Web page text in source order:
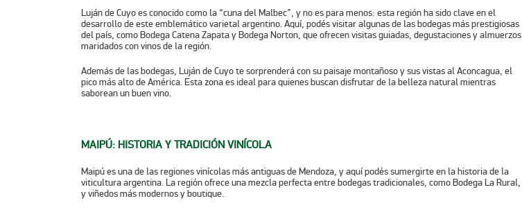
Luján de Cuyo es conocido como la “cuna del Malbec”, y no es para menos: esta región ha sido clave en el
desarrollo de este emblemático varietal argentino. Aquí, podés visitar algunas de las bodegas más prestigiosas
del país, comoBodega Catena ZapatayBodega Norton, que ofrecen visitas guiadas, degustaciones y almuerzos
maridados con vinos de la región.
Además de las bodegas, Luján de Cuyo te sorprenderá con su paisaje montañoso y sus vistas alAconcagua, el
pico más alto de América. Esta zona es ideal para quienes buscan disfrutar de la belleza natural mientras
saborean un buen vino.
MAIPÚ: HISTORIA Y TRADICIÓN VINÍCOLA
Maipú es una de las regiones vinícolas más antiguas de Mendoza, y aquí podés sumergirte en la historia de la
viticultura argentina. La región ofrece una mezcla perfecta entre bodegas tradicionales, comoBodega La Rural,
y viñedos más modernos y boutique.